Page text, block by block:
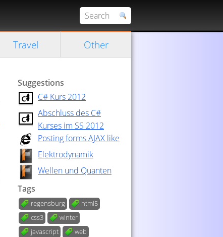
Travel Other
Suggestions
C# Kurs 2012
Abschluss des C#
Kurses im SS 2012
Posting forms AJAX like
Elektrodynamik
Wellen und Quanten
Tags
regensburg
html5
css3
winter
javascript
web